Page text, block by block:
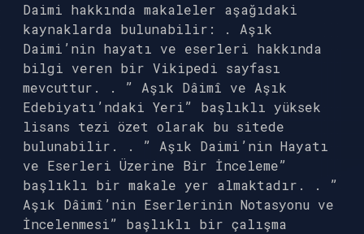
Daimi hakkında makaleler aşağıdaki
kaynaklarda bulunabilir: . Aşık
Daimi’nin hayatı ve eserleri hakkında
bilgi veren bir Vikipedi sayfası
mevcuttur. . ” Aşık Dâimî ve Aşık
Edebiyatı’ndaki Yeri” başlıklı yüksek
lisans tezi özet olarak bu sitede
bulunabilir. . ” Aşık Daimi’nin Hayatı
ve Eserleri Üzerine Bir İnceleme”
başlıklı bir makale yer almaktadır. . ”
Aşık Dâimî’nin Eserlerinin Notasyonu ve
İncelenmesi” başlıklı bir çalışma